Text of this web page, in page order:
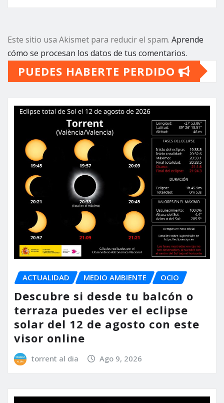
Este sitio usa Akismet para reducir el spam. Aprende
cómo se procesan los datos de tus comentarios.
PUEDES HABERTE PERDIDO
ACTUALIDAD MEDIO AMBIENTE OCIO
Descubre si desde tu balcón o
terraza puedes ver el eclipse
solar del 12 de agosto con este
visor online
torrent al dia Ago 9, 2026